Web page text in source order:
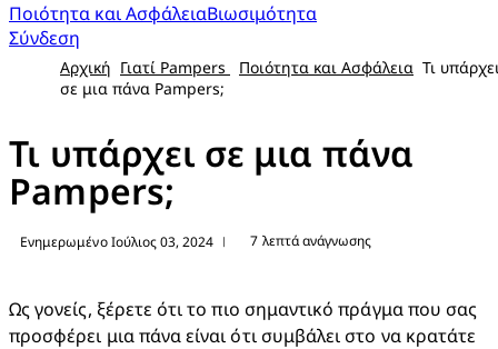
Ποιότητα και ΑσφάλειαΒιωσιμότητα
Σύνδεση
Αρχική Γιατί Pampers Ποιότητα και Ασφάλεια Τι
σε μια πάνα Pampers;
Τι υπάρχει σε μια πάνα
Pampers;
Ενημερωμένο Ιούλιος 03, 2024 | 7 λεπτά ανάγνωσης
Ως γονείς, ξέρετε ότι το πιο σημαντικό πράγμα που σας
προσφέρει μια πάνα είναι ότι συμβάλει στο να κρατάτε